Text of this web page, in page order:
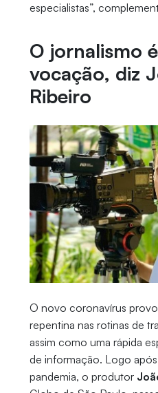
especialistas”,
O jornalismo
vocação, diz
Ribeiro
O novo coronavírus
repentina nas rotinas de
assim como uma rápida
de informação. Logo
pandemia, o produtor